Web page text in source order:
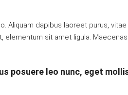
Aliquam dapibus laoreet purus,
elementum sit amet ligula.
posuere leo nunc, eget